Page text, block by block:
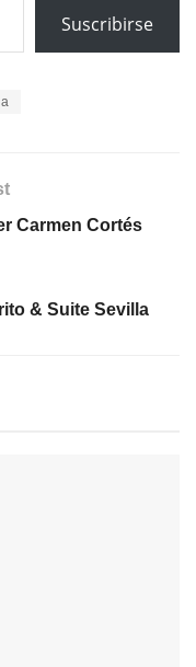
Suscribirse
Carmen Cortés
& Suite Sevilla